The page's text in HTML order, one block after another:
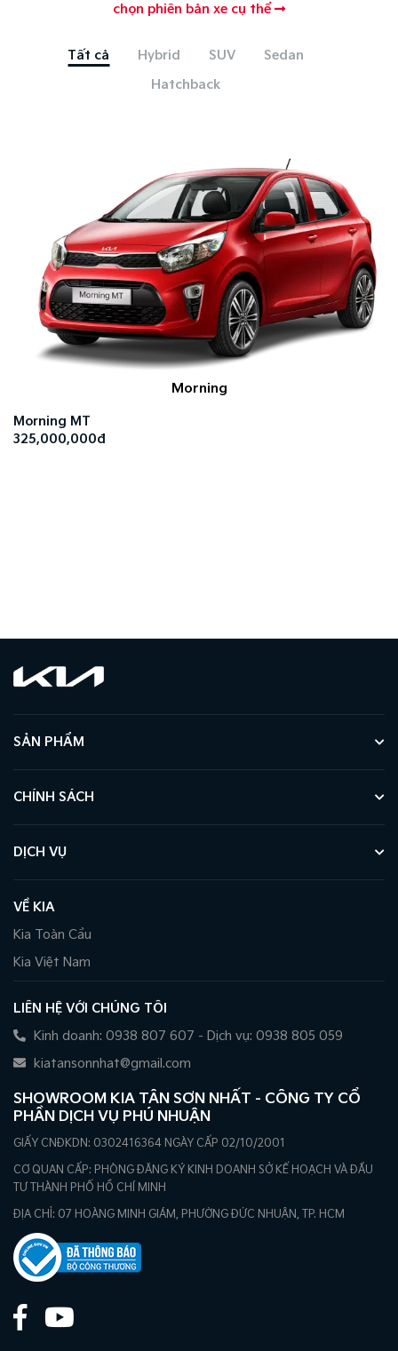
chọn phiên bản xe cụ thể
Tất cả Hybrid SUV
Sedan
Hatchback
Morning
Morning MT
325,000,000đ
SẢN PHẨM
CHÍNH SÁCH
DỊCH VỤ
VỀ KIA
Kia Toàn Cầu
Kia Việt Nam
LIÊN HỆ VỚI CHÚNG TÔI
Kinh doanh: 0938 807 607 - Dịch vụ: 0938 805 059
kiatansonnhat@gmail.com
SHOWROOM KIA TÂN SƠN NHẤT - CÔNG TY CỔ
PHẦN DỊCH VỤ PHÚ NHUẬN
GIẤY CNĐKDN: 0302416364 NGÀY CẤP 02/10/2001
CƠ QUAN CẤP: PHÒNG ĐĂNG KÝ KINH DOANH SỞ KẾ HOẠCH VÀ ĐẦU
TƯ THÀNH PHỐ HỒ CHÍ MINH
ĐỊA CHỈ: 07 HOÀNG MINH GIÁM, PHƯỜNG ĐỨC NHUẬN, TP. HCM